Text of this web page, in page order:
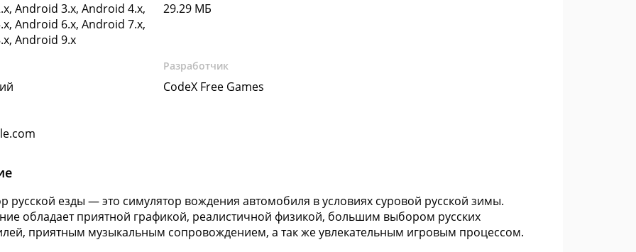
Android 3.x, Android 4.x,
Android 6.x, Android 7.x,
Android 9.x
29.29 МБ
Разработчик
CodeX Free Games
русской езды — это симулятор вождения автомобиля в условиях суровой русской зимы.
обладает приятной графикой, реалистичной физикой, большим выбором русских
приятным музыкальным сопровождением, а так же увлекательным игровым процессом.